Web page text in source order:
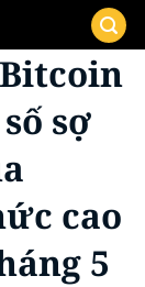
sợ
cao
5